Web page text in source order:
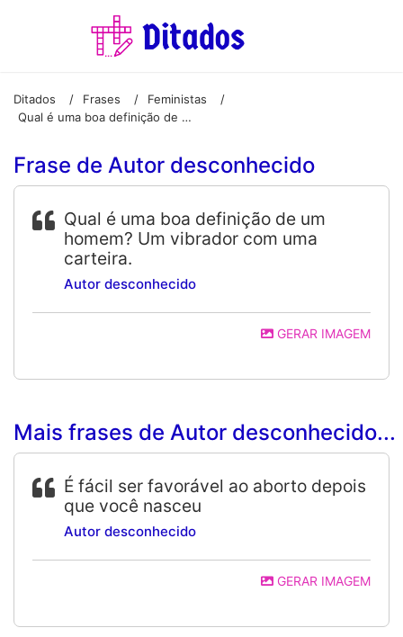
Ditados / Frases / Feministas
/
Qual é uma boa definição de um homem? Um vibrador com uma carteira.
Frase de Autor desconhecido
Qual é uma boa definição de um
homem? Um vibrador com uma
carteira.
Autor desconhecido
GERAR IMAGEM
Mais frases de Autor desconhecido...
É fácil ser favorável ao aborto depois
que você nasceu
Autor desconhecido
GERAR IMAGEM